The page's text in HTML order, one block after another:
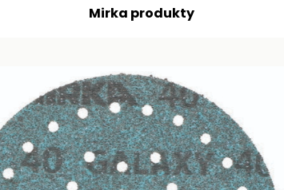
Mirka produkty